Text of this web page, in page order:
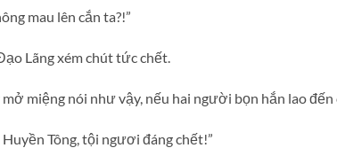
mau lên cắn ta?!”
Lãng xém chút tức chết.
miệng nói như vậy, nếu hai người bọn hắn lao
Tông, tội ngươi đáng chết!”